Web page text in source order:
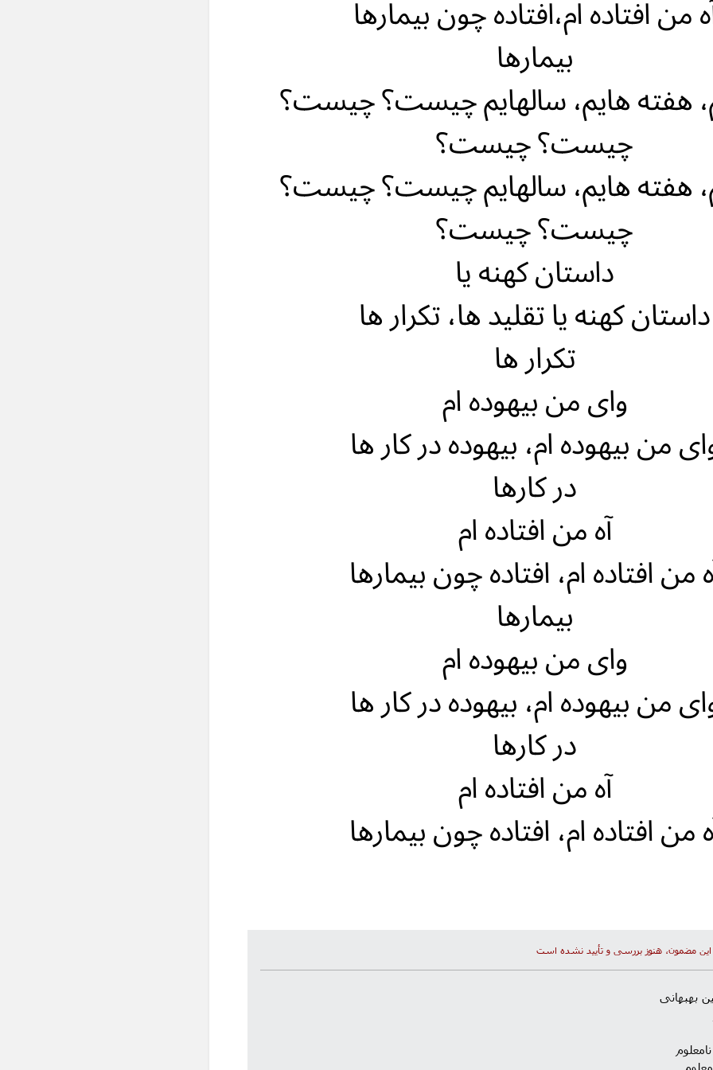
من افتاده ام،افتاده چون بیمارها
بیمارها
هفته هایم، سالهایم چیست؟ چیست؟
چیست؟ چیست؟
هفته هایم، سالهایم چیست؟ چیست؟
چیست؟ چیست؟
داستان کهنه یا
داستان کهنه یا تقلید ها، تکرار ها
تکرار ها
وای من بیهوده ام
من بیهوده ام، بیهوده در کار ها
در کارها
آه من افتاده ام
من افتاده ام، افتاده چون بیمارها
بیمارها
وای من بیهوده ام
من بیهوده ام، بیهوده در کار ها
در کارها
آه من افتاده ام
من افتاده ام، افتاده چون بیمارها
این مضمون، هنوز بررسی و تأیید نشده است
بهبهانی